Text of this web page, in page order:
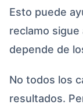
Esto puede
reclamo
depende de
No todos los
resultados.